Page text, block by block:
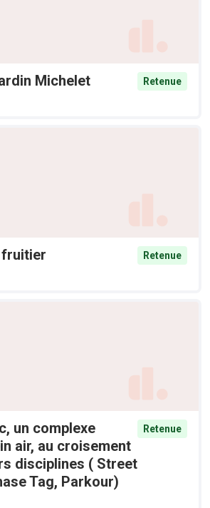
Michelet
Retenue
fruitier
Retenue
un complexe
air, au croisement
disciplines ( Street
Tag, Parkour)
Retenue